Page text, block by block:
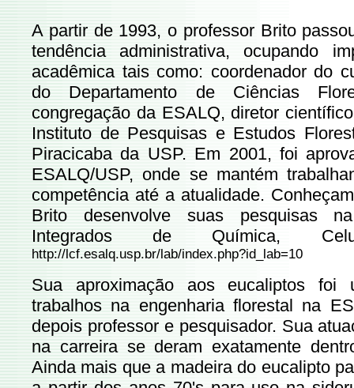
A partir de 1993, o professor Brito
tendência administrativa, ocupando
acadêmica tais como: coordenador do
do Departamento de Ciências
congregação da ESALQ, diretor
Instituto de Pesquisas e Estudos
Piracicaba da USP. Em 2001, foi
ESALQ/USP, onde se mantém
competência até a atualidade.
Brito desenvolve suas pesquisas
Integrados de Química,
http://lcf.esalq.usp.br/lab/index.php?id_lab=10
Sua aproximação aos eucaliptos foi
trabalhos na engenharia florestal na
depois professor e pesquisador. Sua
na carreira se deram exatamente
Ainda mais que a madeira do eucalipto